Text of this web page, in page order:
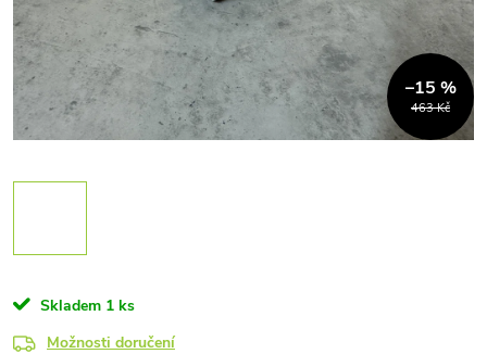
463 Kč
–15 %
Skladem 1 ks
Možnosti doručení